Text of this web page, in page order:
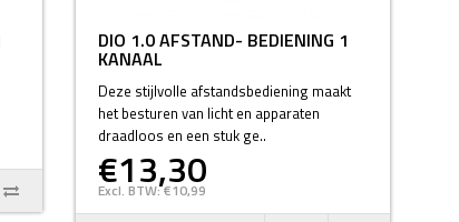
DIO 1.0 AFSTAND- BEDIENING 1
KANAAL
Deze stijlvolle afstandsbediening maakt
het besturen van licht en apparaten
draadloos en een stuk ge..
€13,30
Excl. BTW: €10,99